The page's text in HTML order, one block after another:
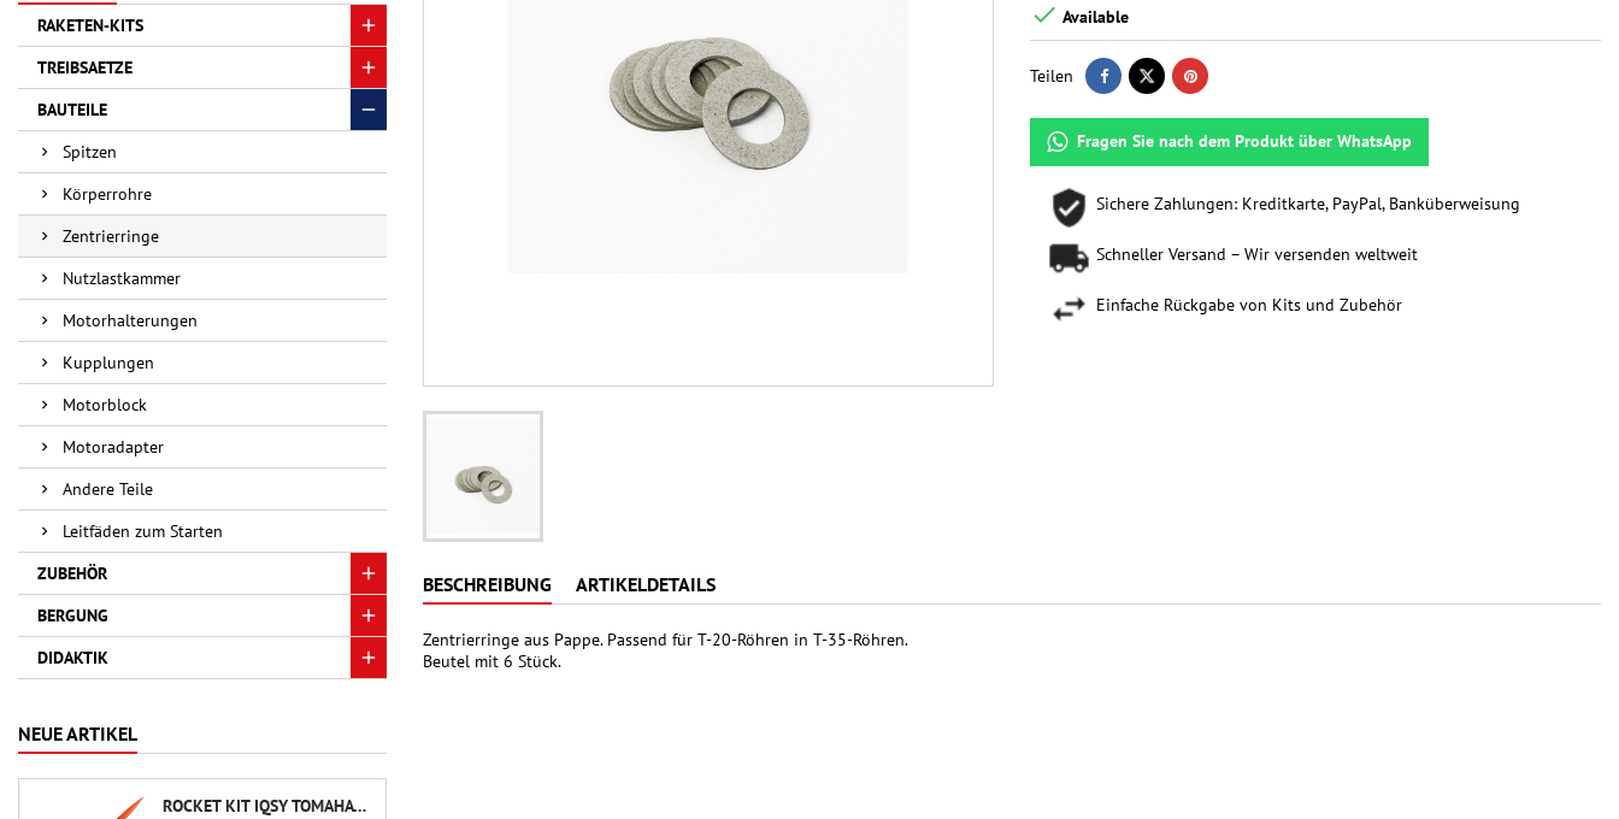
RAKETEN-KITS
TREIBSAETZE
BAUTEILE
Spitzen
Körperrohre
Zentrierringe
Nutzlastkammer
Motorhalterungen
Kupplungen
Motorblock
Motoradapter
Andere Teile
Leitfäden zum Starten
ZUBEHÖR
BERGUNG
DIDAKTIK
NEUE ARTIKEL
ROCKET KIT IQSY TOMAHAWK - AEROTECH
 Available
Teilen
Fragen Sie nach dem Produkt über WhatsApp
Sichere Zahlungen: Kreditkarte, PayPal, Banküberweisung
Schneller Versand – Wir versenden weltweit
Einfache Rückgabe von Kits und Zubehör
BESCHREIBUNG ARTIKELDETAILS
Zentrierringe aus Pappe. Passend für T-20-Röhren in T-35-Röhren.
Beutel mit 6 Stück.